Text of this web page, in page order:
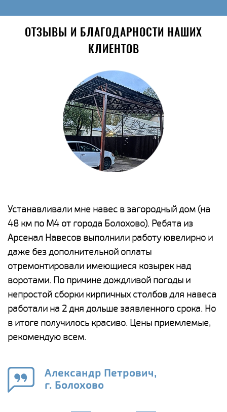
ОТЗЫВЫ И БЛАГОДАРНОСТИ НАШИХ
КЛИЕНТОВ
Устанавливали мне навес в загородный дом (на
48 км по М4 от города Болохово). Ребята из
Арсенал Навесов выполнили работу ювелирно и
даже без дополнительной оплаты
отремонтировали имеющиеся козырек над
воротами. По причине дождливой погоды и
непростой сборки кирпичных столбов для навеса
работали на 2 дня дольше заявленного срока. Но
в итоге получилось красиво. Цены приемлемые,
рекомендую всем.
Александр Петрович,
г. Болохово